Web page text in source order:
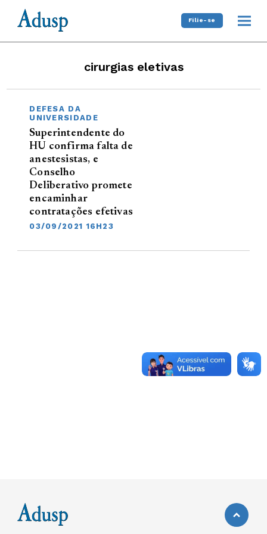
Filie-se
cirurgias eletivas
DEFESA DA
UNIVERSIDADE
Superintendente do
HU confirma falta de
anestesistas, e
Conselho
Deliberativo promete
encaminhar
contratações efetivas
03/09/2021 16H23